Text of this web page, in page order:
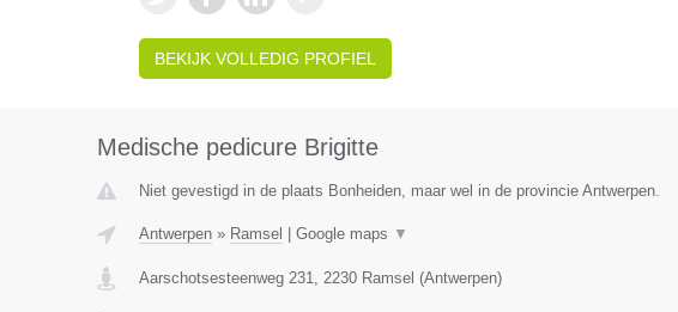
BEKIJK VOLLEDIG PROFIEL
Medische pedicure Brigitte
Niet gevestigd in de plaats Bonheiden, maar wel in de provincie Antwerpen.
Antwerpen» Ramsel Google maps ▼
Aarschotsesteenweg 231, 2230 Ramsel (Antwerpen)